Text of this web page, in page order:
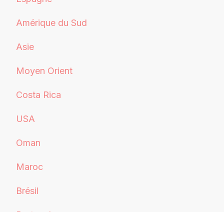
Amérique du Sud
Asie
Moyen Orient
Costa Rica
USA
Oman
Maroc
Brésil